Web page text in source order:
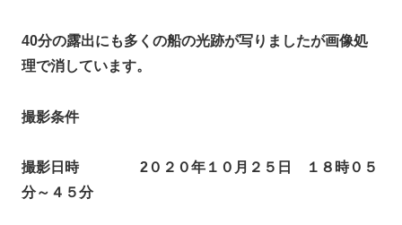
40分の露出にも多くの船の光跡が写りましたが画像処
理で消しています。
撮影条件
撮影日時 2０２０年１０月２５日 １８時０５
分～４５分